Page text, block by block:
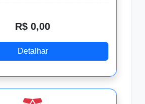
R$ 0,00
Detalhar